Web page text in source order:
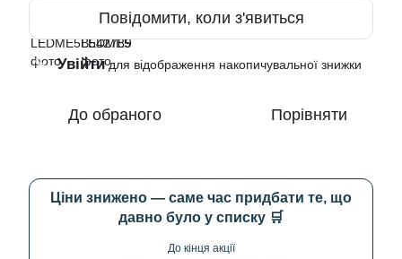
Повідомити, коли з'явиться
% Увійтидля відображення накопичувальної знижки
До обраного Порівняти
Ціни знижено — саме час придбати те, що
давно було у списку 🛒
До кінця акції